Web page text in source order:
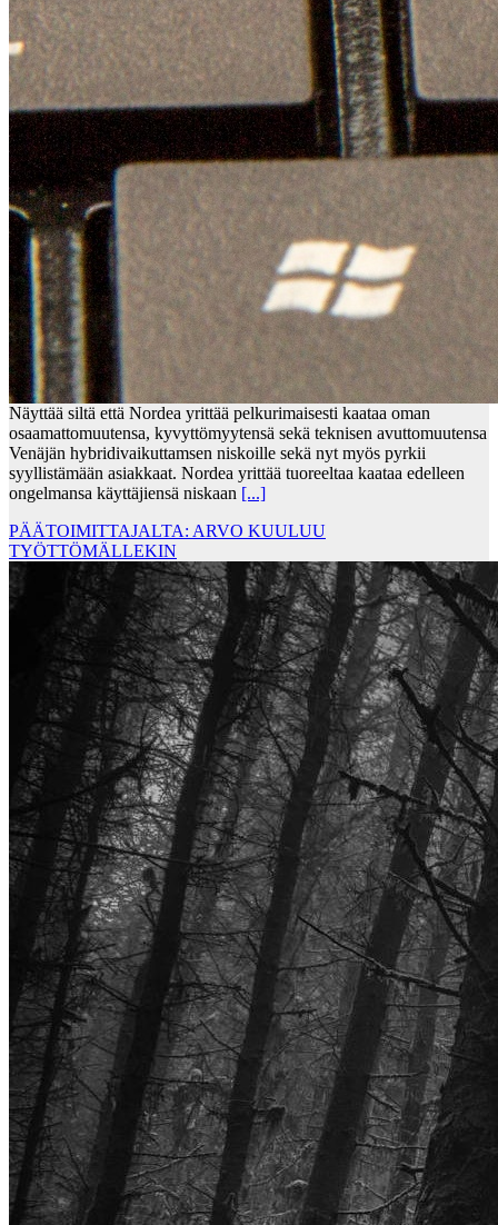
Näyttää siltä että Nordea yrittää pelkurimaisesti kaataa oman
osaamattomuutensa, kyvyttömyytensä sekä teknisen avuttomuutensa
Venäjän hybridivaikuttamsen niskoille sekä nyt myös pyrkii
syyllistämään asiakkaat. Nordea yrittää tuoreeltaa kaataa edelleen
ongelmansa käyttäjiensä niskaan [...]
PÄÄTOIMITTAJALTA: ARVO KUULUU
TYÖTTÖMÄLLEKIN